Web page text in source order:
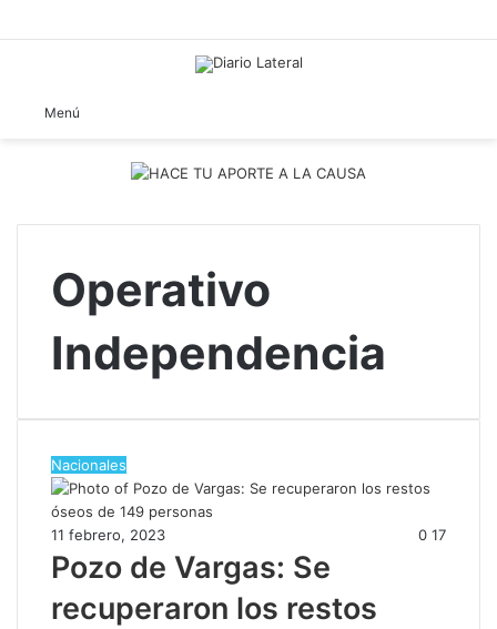
Menú
Operativo
Independencia
Nacionales
11 febrero, 2023 0 17
Pozo de Vargas: Se
recuperaron los restos